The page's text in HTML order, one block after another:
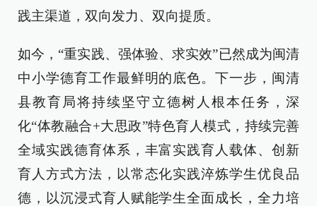
践主渠道，双向发力、双向提质。
如今，“重实践、强体验、求实效”已然成为闽清
中小学德育工作最鲜明的底色。下一步，闽清
县教育局将持续坚守立德树人根本任务，深
化“体教融合+大思政”特色育人模式，持续完善
全域实践德育体系，丰富实践育人载体、创新
育人方式方法，以常态化实践淬炼学生优良品
德，以沉浸式育人赋能学生全面成长，全力培